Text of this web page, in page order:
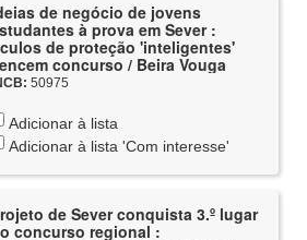
de negócio de jovens
à prova em Sever :
de proteção 'inteligentes'
concurso / Beira Vouga
50975
Adicionar à lista
Adicionar à lista 'Com interesse'
de Sever conquista 3.º lugar
concurso regional :